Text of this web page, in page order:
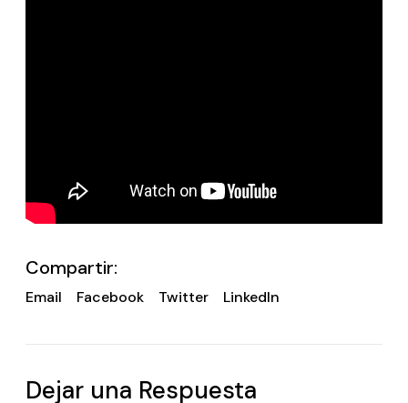
Compartir:
Email Facebook Twitter LinkedIn
Dejar una Respuesta